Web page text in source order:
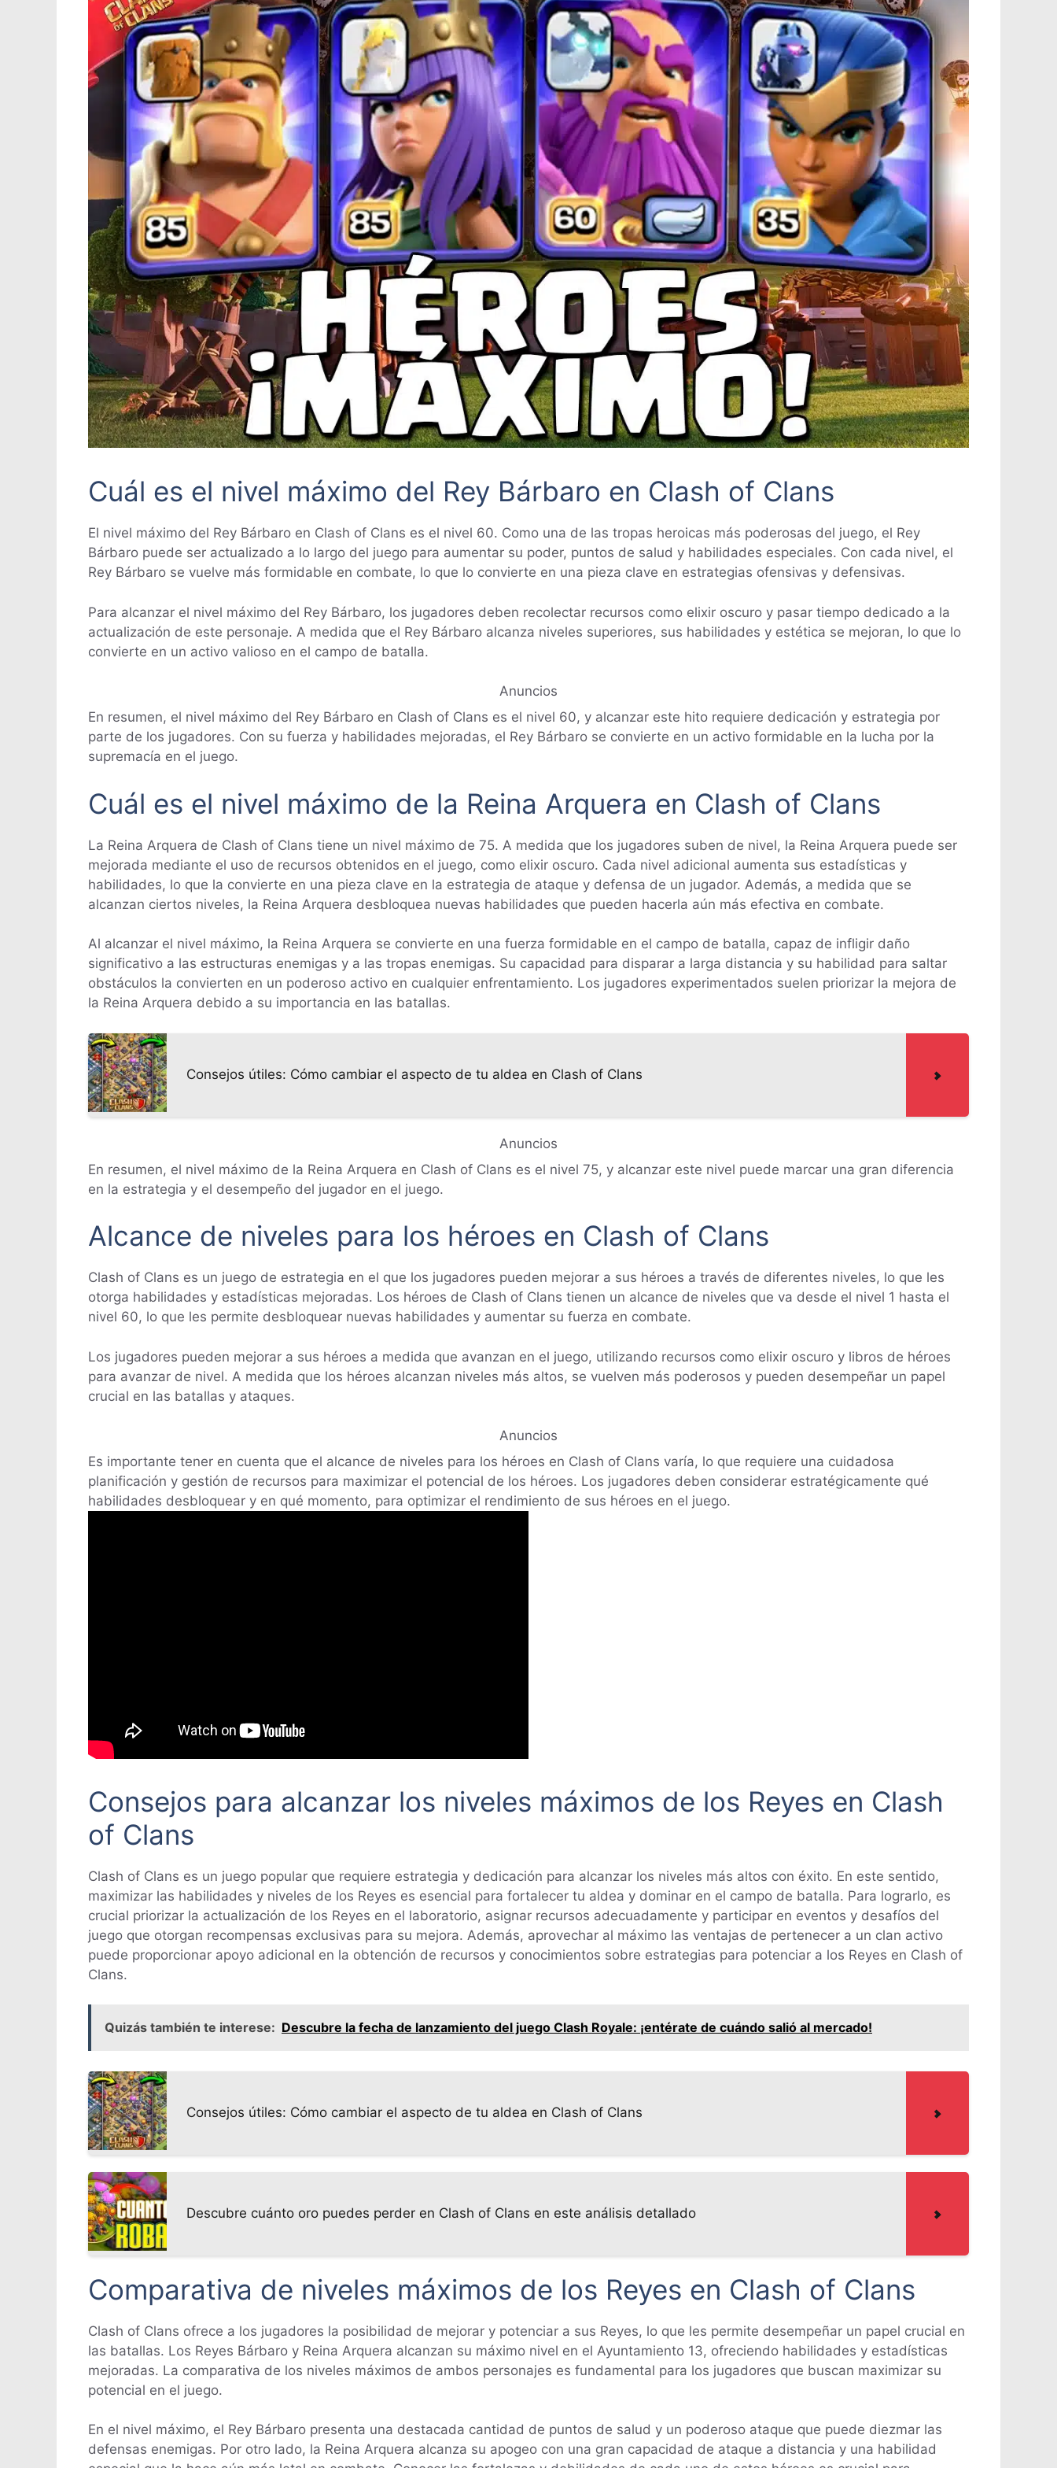
Cuál es el nivel máximo del Rey Bárbaro en Clash of Clans
El nivel máximo del Rey Bárbaro en Clash of Clans es el nivel 60. Como una de las tropas heroicas más poderosas del juego, el Rey
Bárbaro puede ser actualizado a lo largo del juego para aumentar su poder, puntos de salud y habilidades especiales. Con cada nivel, el
Rey Bárbaro se vuelve más formidable en combate, lo que lo convierte en una pieza clave en estrategias ofensivas y defensivas.
Para alcanzar el nivel máximo del Rey Bárbaro, los jugadores deben recolectar recursos como elixir oscuro y pasar tiempo dedicado a la
actualización de este personaje. A medida que el Rey Bárbaro alcanza niveles superiores, sus habilidades y estética se mejoran, lo que lo
convierte en un activo valioso en el campo de batalla.
Anuncios
En resumen, el nivel máximo del Rey Bárbaro en Clash of Clans es el nivel 60, y alcanzar este hito requiere dedicación y estrategia por
parte de los jugadores. Con su fuerza y habilidades mejoradas, el Rey Bárbaro se convierte en un activo formidable en la lucha por la
supremacía en el juego.
Cuál es el nivel máximo de la Reina Arquera en Clash of Clans
La Reina Arquera de Clash of Clans tiene un nivel máximo de 75. A medida que los jugadores suben de nivel, la Reina Arquera puede ser
mejorada mediante el uso de recursos obtenidos en el juego, como elixir oscuro. Cada nivel adicional aumenta sus estadísticas y
habilidades, lo que la convierte en una pieza clave en la estrategia de ataque y defensa de un jugador. Además, a medida que se
alcanzan ciertos niveles, la Reina Arquera desbloquea nuevas habilidades que pueden hacerla aún más efectiva en combate.
Al alcanzar el nivel máximo, la Reina Arquera se convierte en una fuerza formidable en el campo de batalla, capaz de infligir daño
significativo a las estructuras enemigas y a las tropas enemigas. Su capacidad para disparar a larga distancia y su habilidad para saltar
obstáculos la convierten en un poderoso activo en cualquier enfrentamiento. Los jugadores experimentados suelen priorizar la mejora de
la Reina Arquera debido a su importancia en las batallas.
Consejos útiles: Cómo cambiar el aspecto de tu aldea en Clash of Clans
Anuncios
En resumen, el nivel máximo de la Reina Arquera en Clash of Clans es el nivel 75, y alcanzar este nivel puede marcar una gran diferencia
en la estrategia y el desempeño del jugador en el juego.
Alcance de niveles para los héroes en Clash of Clans
Clash of Clans es un juego de estrategia en el que los jugadores pueden mejorar a sus héroes a través de diferentes niveles, lo que les
otorga habilidades y estadísticas mejoradas. Los héroes de Clash of Clans tienen un alcance de niveles que va desde el nivel 1 hasta el
nivel 60, lo que les permite desbloquear nuevas habilidades y aumentar su fuerza en combate.
Los jugadores pueden mejorar a sus héroes a medida que avanzan en el juego, utilizando recursos como elixir oscuro y libros de héroes
para avanzar de nivel. A medida que los héroes alcanzan niveles más altos, se vuelven más poderosos y pueden desempeñar un papel
crucial en las batallas y ataques.
Anuncios
Es importante tener en cuenta que el alcance de niveles para los héroes en Clash of Clans varía, lo que requiere una cuidadosa
planificación y gestión de recursos para maximizar el potencial de los héroes. Los jugadores deben considerar estratégicamente qué
habilidades desbloquear y en qué momento, para optimizar el rendimiento de sus héroes en el juego.
Consejos para alcanzar los niveles máximos de los Reyes en Clash
of Clans
Clash of Clans es un juego popular que requiere estrategia y dedicación para alcanzar los niveles más altos con éxito. En este sentido,
maximizar las habilidades y niveles de los Reyes es esencial para fortalecer tu aldea y dominar en el campo de batalla. Para lograrlo, es
crucial priorizar la actualización de los Reyes en el laboratorio, asignar recursos adecuadamente y participar en eventos y desafíos del
juego que otorgan recompensas exclusivas para su mejora. Además, aprovechar al máximo las ventajas de pertenecer a un clan activo
puede proporcionar apoyo adicional en la obtención de recursos y conocimientos sobre estrategias para potenciar a los Reyes en Clash of
Clans.
Quizás también te interese: Descubre la fecha de lanzamiento del juego Clash Royale: ¡entérate de cuándo salió al mercado!
Consejos útiles: Cómo cambiar el aspecto de tu aldea en Clash of Clans
Descubre cuánto oro puedes perder en Clash of Clans en este análisis detallado
Comparativa de niveles máximos de los Reyes en Clash of Clans
Clash of Clans ofrece a los jugadores la posibilidad de mejorar y potenciar a sus Reyes, lo que les permite desempeñar un papel crucial en
las batallas. Los Reyes Bárbaro y Reina Arquera alcanzan su máximo nivel en el Ayuntamiento 13, ofreciendo habilidades y estadísticas
mejoradas. La comparativa de los niveles máximos de ambos personajes es fundamental para los jugadores que buscan maximizar su
potencial en el juego.
En el nivel máximo, el Rey Bárbaro presenta una destacada cantidad de puntos de salud y un poderoso ataque que puede diezmar las
defensas enemigas. Por otro lado, la Reina Arquera alcanza su apogeo con una gran capacidad de ataque a distancia y una habilidad